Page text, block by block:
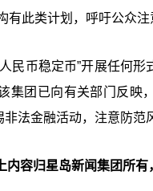
此类计划，呼吁公众注
民币稳定币”开展任何
集团已向有关部门反映
法金融活动，注意防范
内容归星岛新闻集团所有